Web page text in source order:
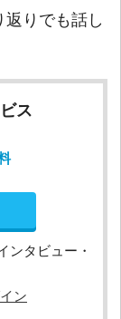
返りでも話し
ス
ンタビュー・
ン